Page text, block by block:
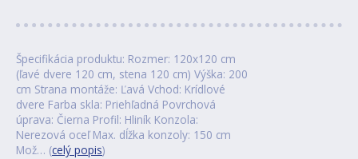
Špecifikácia produktu: Rozmer: 120x120 cm
(ľavé dvere 120 cm, stena 120 cm) Výška: 200
cm Strana montáže: Ľavá Vchod: Krídlové
dvere Farba skla: Priehľadná Povrchová
úprava: Čierna Profil: Hliník Konzola:
Nerezová oceľ Max. dĺžka konzoly: 150 cm
Mož… (celý popis)